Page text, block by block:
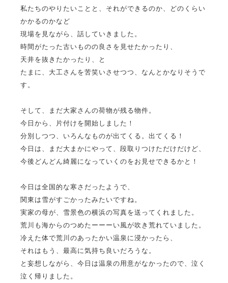
私たちのやりたいことと、それができるのか、どのくらい
かかるのかなど
現場を見ながら、話していきました。
時間がたった古いものの良さを見せたかったり、
天井を抜きたかったり、と
たまに、大工さんを苦笑いさせつつ、なんとかなりそうで
す。
そして、まだ大家さんの荷物が残る物件。
今日から、片付けを開始しました！
分別しつつ、いろんなものが出てくる。出てくる！
今日は、まだ大まかにやって、段取りつけただけだけど、
今後どんどん綺麗になっていくのをお見せできるかと！
今日は全国的な寒さだったようで、
関東は雪がすごかったみたいですね。
実家の母が、雪景色の横浜の写真を送ってくれました。
荒川も海からのつめたーーーい風が吹き荒れていました。
冷えた体で荒川のあったかい温泉に浸かったら、
それはもう、最高に気持ち良いだろうな。
と妄想しながら、今日は温泉の用意がなかったので、泣く
泣く帰りました。